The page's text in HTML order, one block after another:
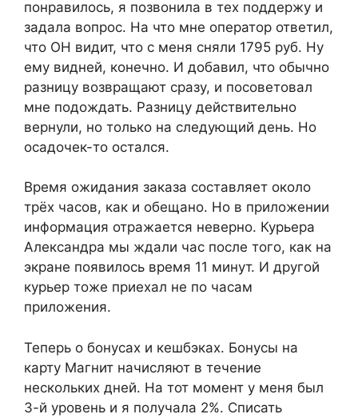
понравилось, я позвонила в тех поддержу и
задала вопрос. На что мне оператор ответил,
что ОН видит, что с меня сняли 1795 руб. Ну
ему видней, конечно. И добавил, что обычно
разницу возвращают сразу, и посоветовал
мне подождать. Разницу действительно
вернули, но только на следующий день. Но
осадочек-то остался.
Время ожидания заказа составляет около
трёх часов, как и обещано. Но в приложении
информация отражается неверно. Курьера
Александра мы ждали час после того, как на
экране появилось время 11 минут. И другой
курьер тоже приехал не по часам
приложения.
Теперь о бонусах и кешбэках. Бонусы на
карту Магнит начисляют в течение
нескольких дней. На тот момент у меня был
3-й уровень и я получала 2%. Списать